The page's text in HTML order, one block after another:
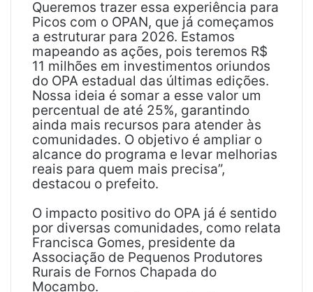
Queremos trazer essa experiência para
Picos com o OPAN, que já começamos
a estruturar para 2026. Estamos
mapeando as ações, pois teremos R$
11 milhões em investimentos oriundos
do OPA estadual das últimas edições.
Nossa ideia é somar a esse valor um
percentual de até 25%, garantindo
ainda mais recursos para atender às
comunidades. O objetivo é ampliar o
alcance do programa e levar melhorias
reais para quem mais precisa”,
destacou o prefeito.
O impacto positivo do OPA já é sentido
por diversas comunidades, como relata
Francisca Gomes, presidente da
Associação de Pequenos Produtores
Rurais de Fornos Chapada do
Mocambo.